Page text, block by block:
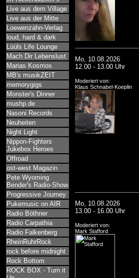
Live aus dem Village
Live aus der Mitte
Loewenzahn-Verlag
loud, hard & dark
Lüüls Life Lounge
Mach Dir Lebenslust
Marias Kosmos
MB's musikZEIT
memorygigs
Monster's Dinner
mushp.de
Nasoni Records
Neuheiten
Night Light
Nippon-Fighters
Jukebox Heroes
Offroad
ost-west Magazin
Pete Wyoming
Bender's Radio-Show
Progressive Journey
Pukemusic on AIR
Radio Böthner
Radio Carpathia
Radio Falkenberg
RheinRuhrRock
rock before midnight
Rock Bottom
ROCK BOX - Turn it
Mo, 10.08.2026
12.00 - 13.00 Uhr
Moderiert von:
Klaus Schnabel-Koeplin
Mo, 10.08.2026
13.00 - 16.00 Uhr
Moderiert von:
Mark Stafford